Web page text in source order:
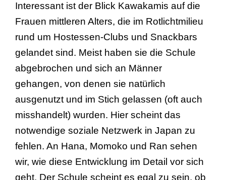
Interessant ist der Blick Kawakamis auf die
Frauen mittleren Alters, die im Rotlichtmilieu
rund um Hostessen-Clubs und Snackbars
gelandet sind. Meist haben sie die Schule
abgebrochen und sich an Männer
gehangen, von denen sie natürlich
ausgenutzt und im Stich gelassen (oft auch
misshandelt) wurden. Hier scheint das
notwendige soziale Netzwerk in Japan zu
fehlen. An Hana, Momoko und Ran sehen
wir, wie diese Entwicklung im Detail vor sich
geht. Der Schule scheint es egal zu sein, ob